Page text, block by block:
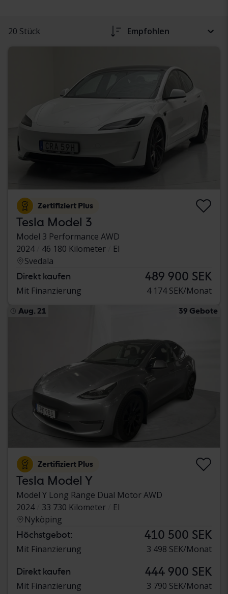
20 Stück Empfohlen
Zertifiziert Plus
Tesla Model 3
Model 3 Performance AWD
2024
46 180 Kilometer
El
Svedala
Direkt kaufen 489 900 SEK
Mit Finanzierung 4 174 SEK/Monat
Aug. 21 39 Gebote
Zertifiziert Plus
Tesla Model Y
Model Y Long Range Dual Motor AWD
2024
33 730 Kilometer
El
Nyköping
Höchstgebot: 410 500 SEK
Mit Finanzierung 3 498 SEK/Monat
Direkt kaufen 444 900 SEK
Mit Finanzierung 3 790 SEK/Monat